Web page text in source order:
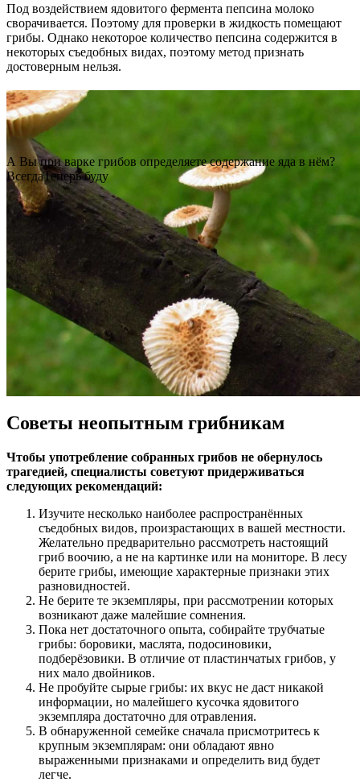
Под воздействием ядовитого фермента пепсина молоко
сворачивается. Поэтому для проверки в жидкость помещают
грибы. Однако некоторое количество пепсина содержится в
некоторых съедобных видах, поэтому метод признать
достоверным нельзя.
А Вы при варке грибов определяете содержание яда в нём?
ВсегдаТеперь буду
Советы неопытным грибникам
Чтобы употребление собранных грибов не обернулось
трагедией, специалисты советуют придерживаться
следующих рекомендаций:
Изучите несколько наиболее распространённых
съедобных видов, произрастающих в вашей местности.
Желательно предварительно рассмотреть настоящий
гриб воочию, а не на картинке или на мониторе. В лесу
берите грибы, имеющие характерные признаки этих
разновидностей.
Не берите те экземпляры, при рассмотрении которых
возникают даже малейшие сомнения.
Пока нет достаточного опыта, собирайте трубчатые
грибы: боровики, маслята, подосиновики,
подберёзовики. В отличие от пластинчатых грибов, у
них мало двойников.
Не пробуйте сырые грибы: их вкус не даст никакой
информации, но малейшего кусочка ядовитого
экземпляра достаточно для отравления.
В обнаруженной семейке сначала присмотритесь к
крупным экземплярам: они обладают явно
выраженными признаками и определить вид будет
легче.